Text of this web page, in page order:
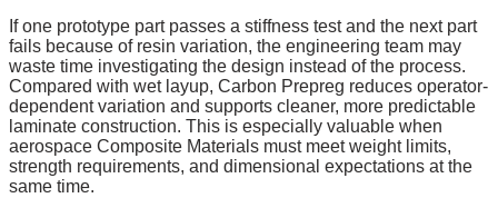
If one prototype part passes a stiffness test and the next part
fails because of resin variation, the engineering team may
waste time investigating the design instead of the process.
Compared with wet layup, Carbon Prepreg reduces operator-
dependent variation and supports cleaner, more predictable
laminate construction. This is especially valuable when
aerospace Composite Materials must meet weight limits,
strength requirements, and dimensional expectations at the
same time.